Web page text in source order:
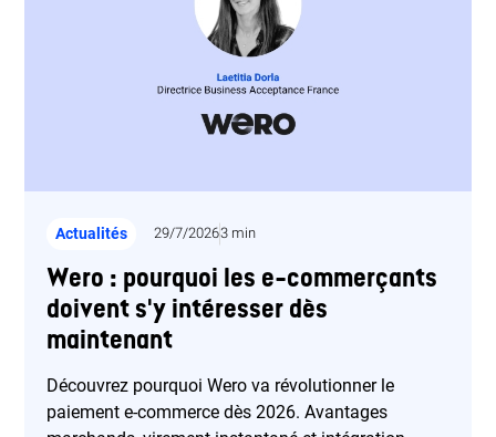
Actualités 29/7/20263 min
Wero : pourquoi les e-commerçants
doivent s'y intéresser dès
maintenant
Découvrez pourquoi Wero va révolutionner le
paiement e-commerce dès 2026. Avantages